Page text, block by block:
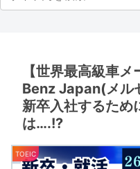
【世界最高級車
Benz Japan(メル
新卒入社するため
は….!?
TOEIC